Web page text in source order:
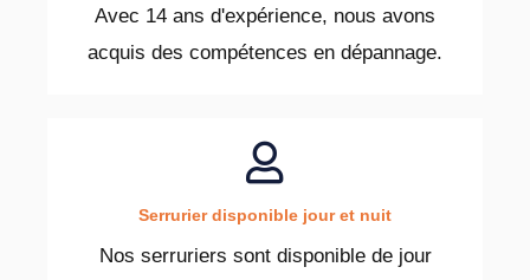
Avec 14 ans d'expérience, nous avons
acquis des compétences en dépannage.
Serrurier disponible jour et nuit
Nos serruriers sont disponible de jour